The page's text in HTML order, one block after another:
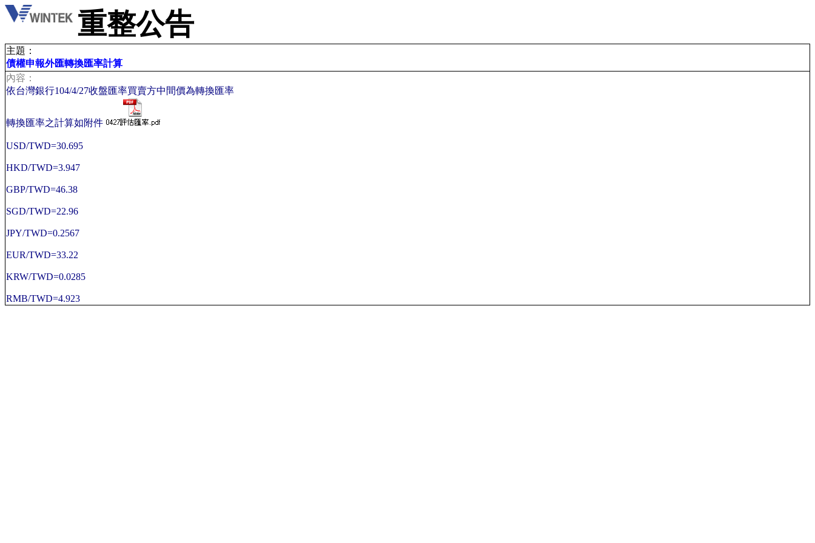
重整公告
主題：
債權申報外匯轉換匯率計算
內容：
依台灣銀行104/4/27收盤匯率買賣方中間價為轉換匯率
轉換匯率之計算如附件
USD/TWD=30.695
HKD/TWD=3.947
GBP/TWD=46.38
SGD/TWD=22.96
JPY/TWD=0.2567
EUR/TWD=33.22
KRW/TWD=0.0285
RMB/TWD=4.923